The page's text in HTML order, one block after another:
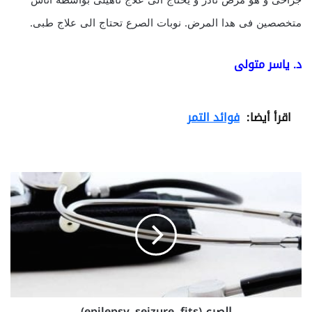
متخصصين فى هدا المرض. نوبات الصرع تحتاج الى علاج طبى.
د. ياسر متولى
اقرأ أيضا: فوائد التمر
ص
ر
ع
(
e
p
i